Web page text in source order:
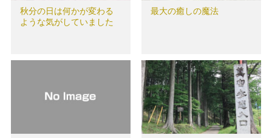
秋分の日は何かが変わる
ような気がしていました
最大の癒しの魔法